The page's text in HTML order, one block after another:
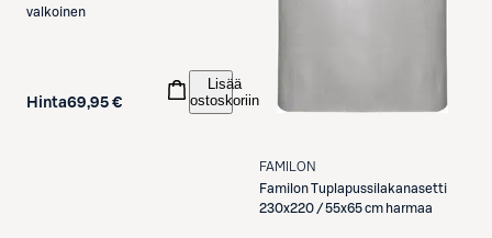
valkoinen
Hinta69,95 €
Lisää
ostoskoriin
FAMILON
Familon Tuplapussilakanasetti
230x220 / 55x65 cm harmaa